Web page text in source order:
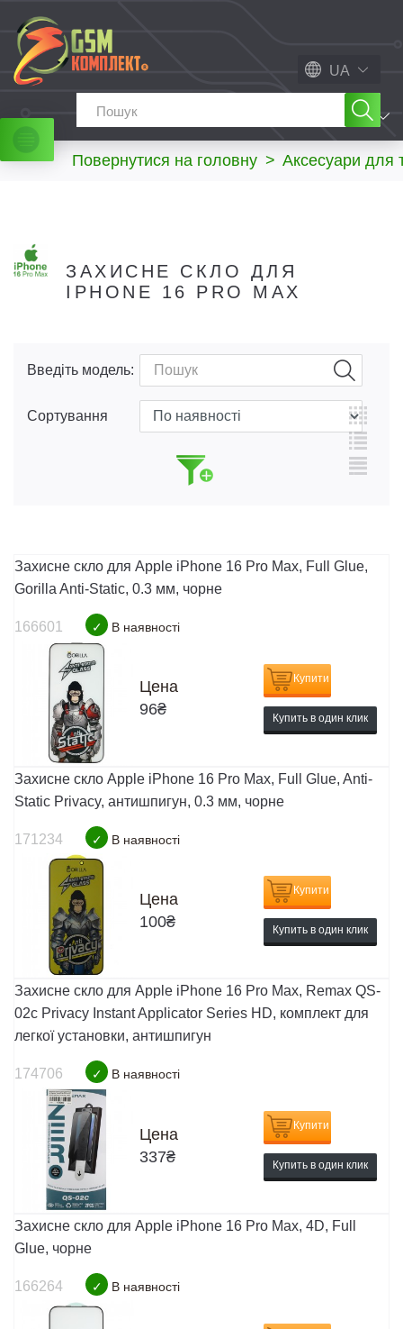
UA
МЕНЮ
Повернутися на головну > Аксесуари для
ЗАХИСНЕ СКЛО ДЛЯ
IPHONE 16 PRO MAX
Введіть модель:
Сортування
Захисне скло для Apple iPhone 16 Pro Max, Full Glue,
Gorilla Anti-Static, 0.3 мм, чорне
166601 ✓ В наявності
Цена
96₴
Купити
Купить в один клик
Захисне скло Apple iPhone 16 Pro Max, Full Glue, Anti-
Static Privacy, антишпигун, 0.3 мм, чорне
171234 ✓ В наявності
Цена
100₴
Купити
Купить в один клик
Захисне скло для Apple iPhone 16 Pro Max, Remax QS-
02c Privacy Instant Applicator Series HD, комплект для
легкої установки, антишпигун
174706 ✓ В наявності
Цена
337₴
Купити
Купить в один клик
Захисне скло для Apple iPhone 16 Pro Max, 4D, Full
Glue, чорне
166264 ✓ В наявності